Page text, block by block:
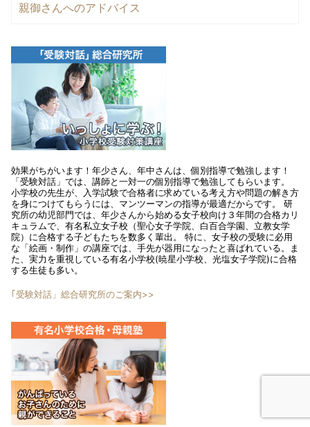
親御さんへのアドバイス
効果がちがいます！年少さん、年中さんは、個別指導で勉強します！
「受験対話」では、講師と一対一の個別指導で勉強してもらいます。
小学校の先生が、入学試験で合格者に求めている考え方や問題の解き方
を身につけてもらうには、マンツーマンの指導が最適だからです。 研
究所の幼児部門では、年少さんから始める女子校向け３年間の合格カリ
キュラムで、有名私立女子校（聖心女子学院、白百合学園、立教女学
院）に合格する子どもたちを数多く輩出。 特に、女子校の受験に必用
な「絵画・制作」の講座では、手先が器用になったと喜ばれている。ま
た、実力を重視している有名小学校(暁星小学校、光塩女子学院)に合格
する生徒も多い。
｢受験対話」総合研究所のご案内>>